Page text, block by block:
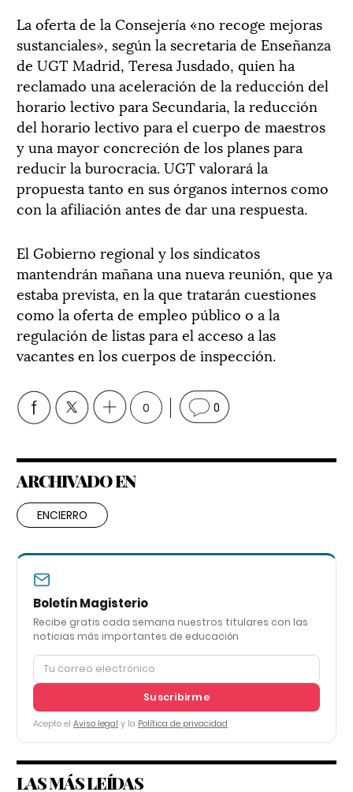
La oferta de la Consejería «no recoge mejoras
sustanciales», según la secretaria de Enseñanza
de UGT Madrid, Teresa Jusdado, quien ha
reclamado una aceleración de la reducción del
horario lectivo para Secundaria, la reducción
del horario lectivo para el cuerpo de maestros
y una mayor concreción de los planes para
reducir la burocracia. UGT valorará la
propuesta tanto en sus órganos internos como
con la afiliación antes de dar una respuesta.
El Gobierno regional y los sindicatos
mantendrán mañana una nueva reunión, que ya
estaba prevista, en la que tratarán cuestiones
como la oferta de empleo público o a la
regulación de listas para el acceso a las
vacantes en los cuerpos de inspección.
0 0
ARCHIVADO EN
ENCIERRO
Boletín Magisterio
Recibe gratis cada semana nuestros titulares con las
noticias más importantes de educación
Suscribirme
Acepto el Aviso legal y la Política de privacidad
LAS MÁS LEÍDAS